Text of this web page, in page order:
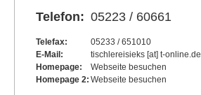
Telefon: 05223 / 60661
Telefax:
05233 / 651010
E-Mail:
tischlereisieks [at] t-online.de
Homepage:
Webseite besuchen
Homepage 2: Webseite besuchen